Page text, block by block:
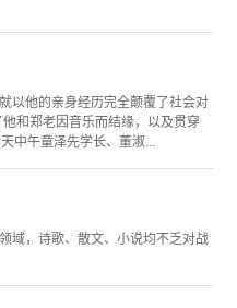
以他的亲身经历完全颠覆了社会对
和郑老因音乐而结缘，以及贯穿
中午童泽先学长、董淑...
域，诗歌、散文、小说均不乏对战